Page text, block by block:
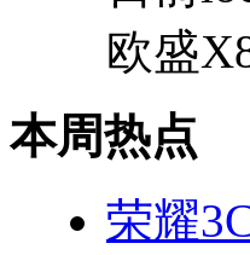
欧盛
本周热点
荣耀